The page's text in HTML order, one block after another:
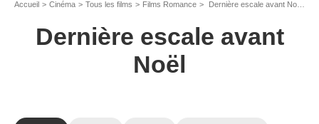
Accueil Cinéma Tous les films Films Romance Dernière escale avant Noël de Amyn Kaderali
Dernière escale avant
Noël